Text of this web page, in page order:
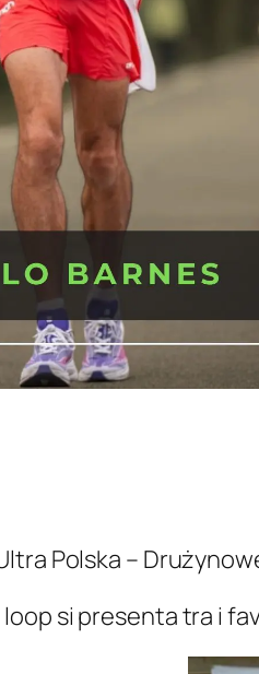
Polska –
si presenta tra i